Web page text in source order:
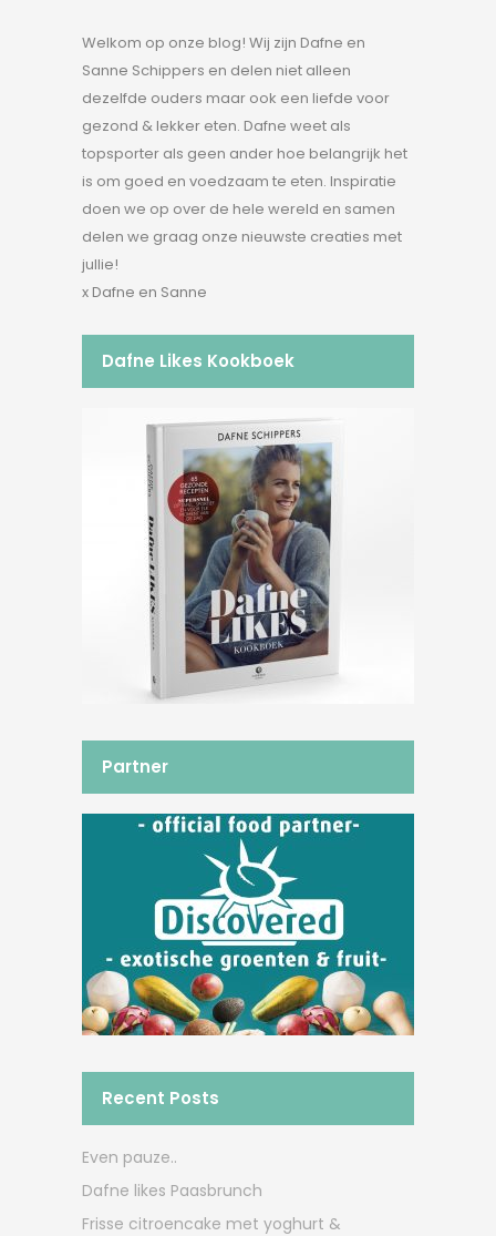
Welkom op onze blog! Wij zijn Dafne en
Sanne Schippers en delen niet alleen
dezelfde ouders maar ook een liefde voor
gezond & lekker eten. Dafne weet als
topsporter als geen ander hoe belangrijk het
is om goed en voedzaam te eten. Inspiratie
doen we op over de hele wereld en samen
delen we graag onze nieuwste creaties met
jullie!
x Dafne en Sanne
Dafne Likes Kookboek
Partner
Recent Posts
Even pauze..
Dafne likes Paasbrunch
Frisse citroencake met yoghurt &